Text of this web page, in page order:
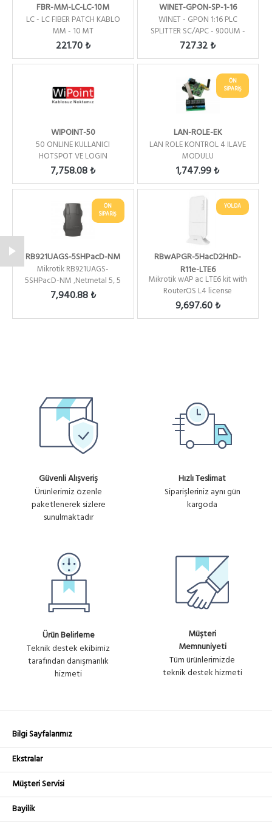
FBR-MM-LC-LC-10M
LC - LC FIBER PATCH KABLO
MM - 10 MT
221.70 ₺
WINET-GPON-SP-1-16
WINET - GPON 1:16 PLC
SPLITTER SC/APC - 900UM -
1M -BLOCK TYPE
727.32 ₺
WIPOINT-50
50 ONLINE KULLANICI
HOTSPOT VE LOGIN
YONETIM / YILLIK
7,758.08 ₺
ÖN
SİPARİŞ
LAN-ROLE-EK
LAN ROLE KONTROL 4 ILAVE
MODULU
1,747.99 ₺
ÖN
SİPARİŞ
RB921UAGS-5SHPacD-NM
Mikrotik RB921UAGS-
5SHPacD-NM ,Netmetal 5, 5
Ghz, 802.11ac ,2x2 Mi...
7,940.88 ₺
YOLDA
RBwAPGR-5HacD2HnD-
R11e-LTE6
Mikrotik wAP ac LTE6 kit with
RouterOS L4 license
9,697.60 ₺
Güvenli Alışveriş
Ürünlerimiz özenle
paketlenerek sizlere
sunulmaktadır
Hızlı Teslimat
Siparişleriniz aynı gün
kargoda
Ürün Belirleme
Teknik destek ekibimiz
tarafından danışmanlık
hizmeti
Müşteri
Memnuniyeti
Tüm ürünlerimizde
teknik destek hizmeti
Bilgi Sayfalarımız
Ekstralar
Müşteri Servisi
Bayilik